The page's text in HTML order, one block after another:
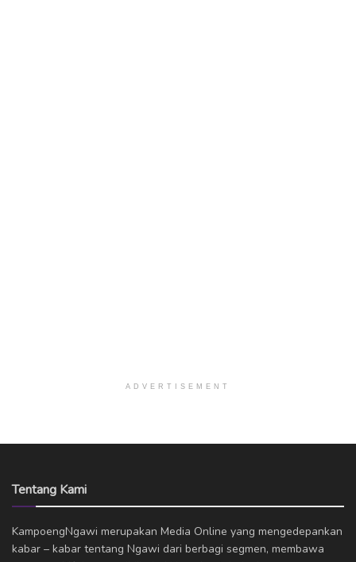
ADVERTISEMENT
Tentang Kami
KampoengNgawi merupakan Media Online yang mengedepankan
kabar – kabar tentang Ngawi dari berbagi segmen, membawa